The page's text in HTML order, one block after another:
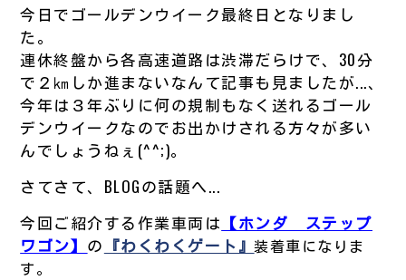
今日でゴールデンウイーク最終日となりまし
た。
連休終盤から各高速道路は渋滞だらけで、30分
で２㎞しか進まないなんて記事も見ましたが...、
今年は３年ぶりに何の規制もなく送れるゴール
デンウイークなのでお出かけされる方々が多い
んでしょうねぇ(^^;)。
さてさて、BLOGの話題へ...
今回ご紹介する作業車両は 【ホンダ ステップ
ワゴン】 の 『わくわくゲート』装着車になりま
す。